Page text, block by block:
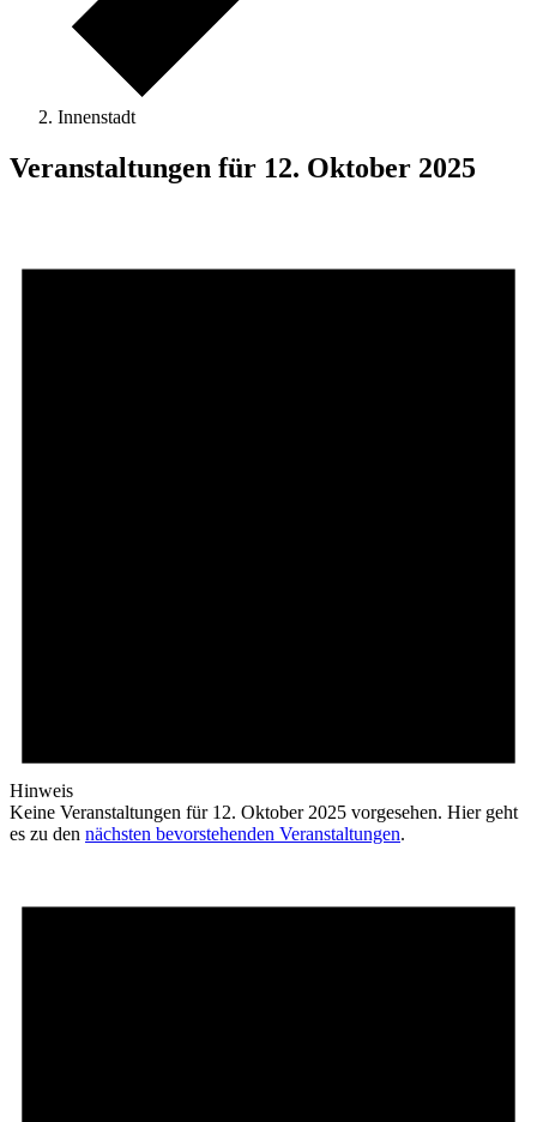
Innenstadt
Veranstaltungen für 12. Oktober 2025
Hinweis
Keine Veranstaltungen für 12. Oktober 2025 vorgesehen. Hier geht
es zu den nächsten bevorstehenden Veranstaltungen.